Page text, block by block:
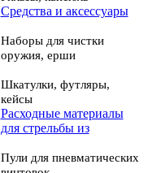
Средства и аксессуары
Наборы для чистки
оружия, ерши
Шкатулки, футляры,
кейсы
Расходные материалы
для стрельбы из
Пули для пневматических